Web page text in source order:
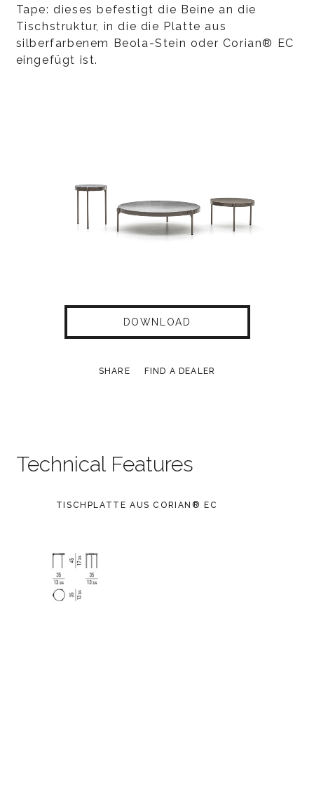
Tape: dieses befestigt die Beine an die
Tischstruktur, in die die Platte aus
silberfarbenem Beola-Stein oder Corian® EC
eingefügt ist.
DOWNLOAD
SHARE FIND A DEALER
Technical Features
TISCHPLATTE AUS CORIAN® EC